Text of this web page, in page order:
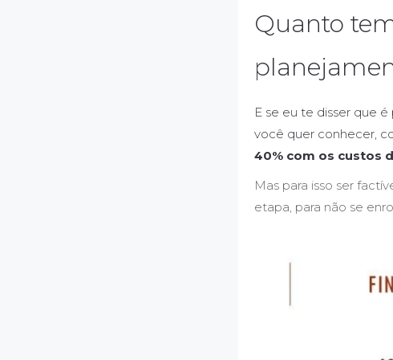
Quanto
E se eu te disser que
você quer conhecer,
40% com os custos
Mas para isso ser
etapa, para não se